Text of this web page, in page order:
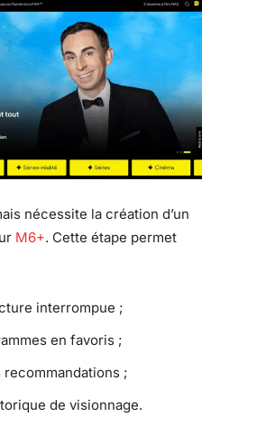
nécessite la création d’un
M6+. Cette étape permet
interrompue ;
en favoris ;
;
de visionnage.